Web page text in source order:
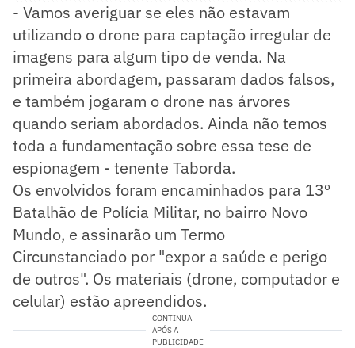
- Vamos averiguar se eles não estavam
utilizando o drone para captação irregular de
imagens para algum tipo de venda. Na
primeira abordagem, passaram dados falsos,
e também jogaram o drone nas árvores
quando seriam abordados. Ainda não temos
toda a fundamentação sobre essa tese de
espionagem - tenente Taborda.
Os envolvidos foram encaminhados para 13º
Batalhão de Polícia Militar, no bairro Novo
Mundo, e assinarão um Termo
Circunstanciado por "expor a saúde e perigo
de outros". Os materiais (drone, computador e
celular) estão apreendidos.
CONTINUA
APÓS A
PUBLICIDADE